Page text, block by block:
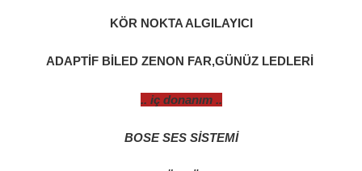
KÖR NOKTA ALGILAYICI
ADAPTİF BİLED ZENON FAR,GÜNÜZ LEDLERİ
.. iç donanım ..
BOSE SES SİSTEMİ